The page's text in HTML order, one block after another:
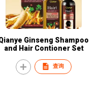
Ginseng Shampoo
and Hair Contioner Set
查询